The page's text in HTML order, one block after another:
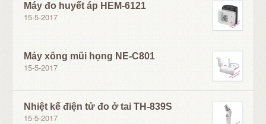
Máy đo huyết áp HEM-6121
15-5-2017
Máy xông mũi họng NE-C801
15-5-2017
Nhiệt kế điện tử đo ở tai TH-839S
15-5-2017